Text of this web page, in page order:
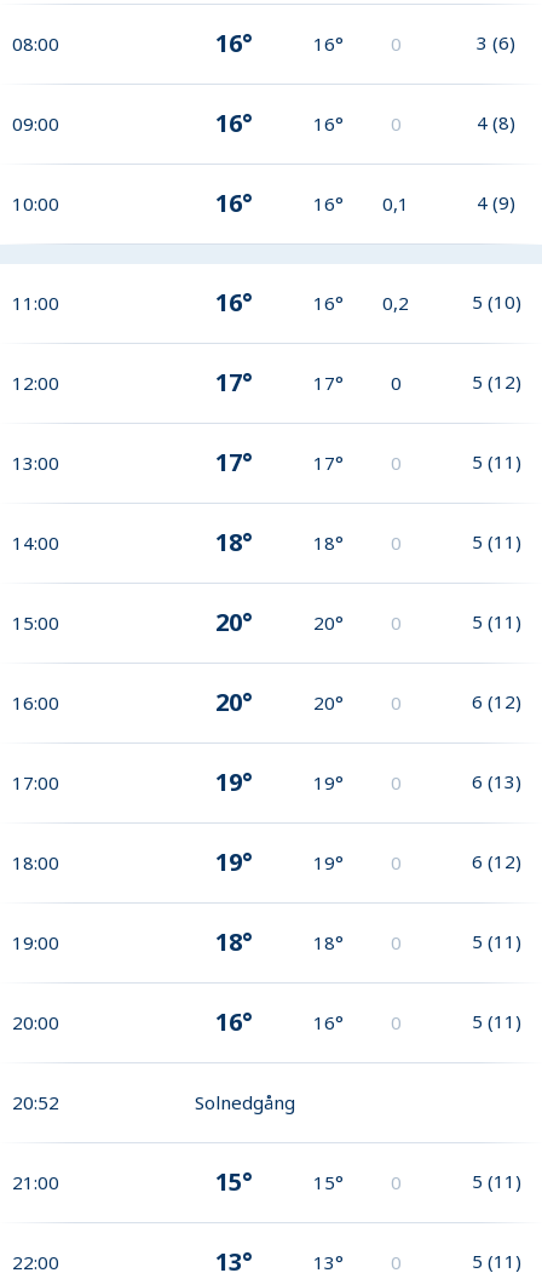
08:00 16° 16° 0 3 (6)
09:00 16° 16° 0 4 (8)
10:00 16° 16° 0,1 4 (9)
11:00 16° 16° 0,2 5 (10)
12:00 17° 17° 0 5 (12)
13:00 17° 17° 0 5 (11)
14:00 18° 18° 0 5 (11)
15:00 20° 20° 0 5 (11)
16:00 20° 20° 0 6 (12)
17:00 19° 19° 0 6 (13)
18:00 19° 19° 0 6 (12)
19:00 18° 18° 0 5 (11)
20:00 16° 16° 0 5 (11)
20:52 Solnedgång
21:00 15° 15° 0 5 (11)
22:00 13° 13° 0 5 (11)